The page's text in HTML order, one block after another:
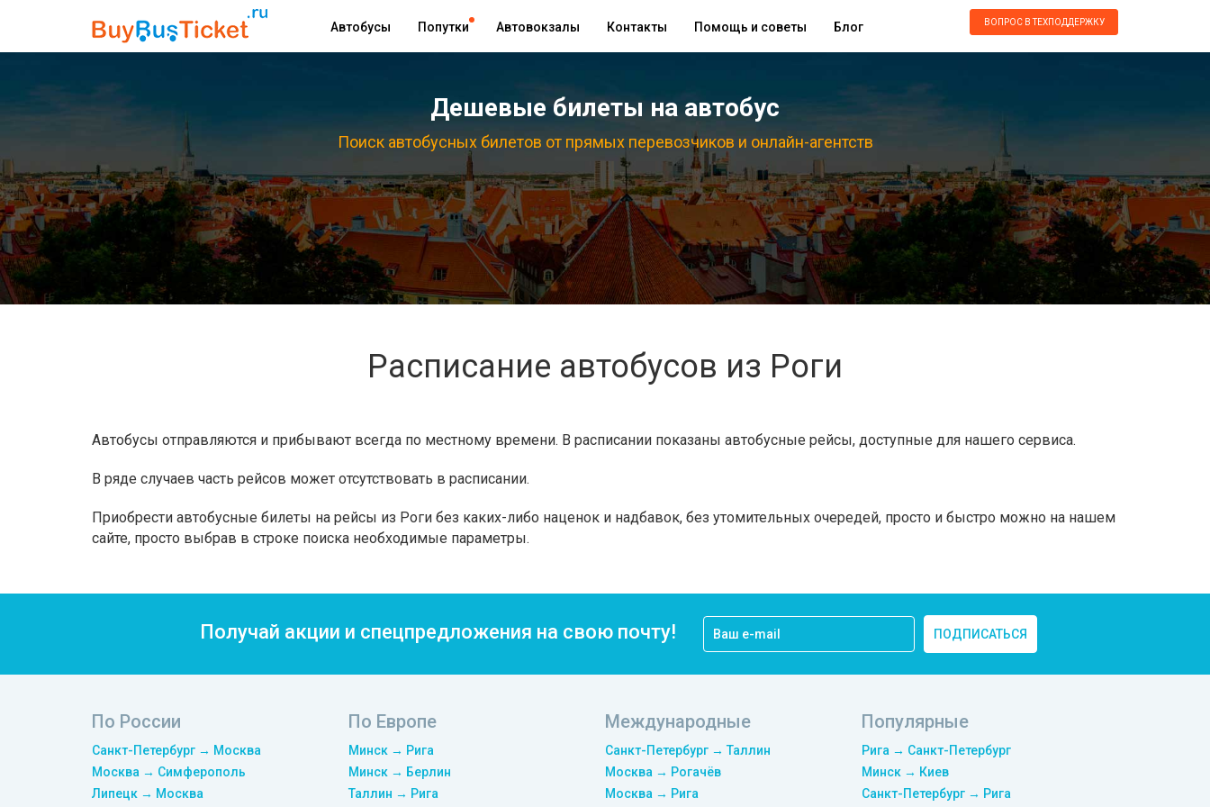
Автобусы Попутки Автовокзалы Контакты Помощь и советы Блог ВОПРОС В ТЕХПОДДЕРЖКУ
Дешевые билеты на автобус
Поиск автобусных билетов от прямых перевозчиков и онлайн-агентств
Расписание автобусов из Роги
Автобусы отправляются и прибывают всегда по местному времени. В расписании показаны автобусные рейсы, доступные для нашего сервиса.
В ряде случаев часть рейсов может отсутствовать в расписании.
Приобрести автобусные билеты на рейсы из Роги без каких-либо наценок и надбавок, без утомительных очередей, просто и быстро можно на нашем
сайте, просто выбрав в строке поиска необходимые параметры.
Получай акции и спецпредложения на свою почту! ПОДПИСАТЬСЯ
По России
Санкт-Петербург → Москва
Москва → Симферополь
Липецк → Москва
По Европе
Минск → Рига
Минск → Берлин
Таллин → Рига
Международные
Санкт-Петербург → Таллин
Москва → Рогачёв
Москва → Рига
Популярные
Рига → Санкт-Петербург
Минск → Киев
Санкт-Петербург → Рига